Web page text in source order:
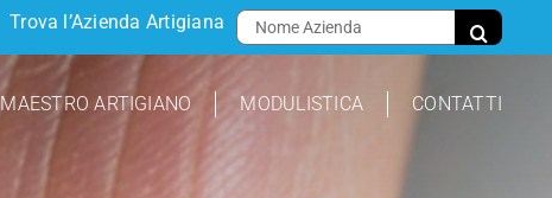
Trova l’Azienda Artigiana Cerca
per:
MAESTRO ARTIGIANO MODULISTICA CONTATTI